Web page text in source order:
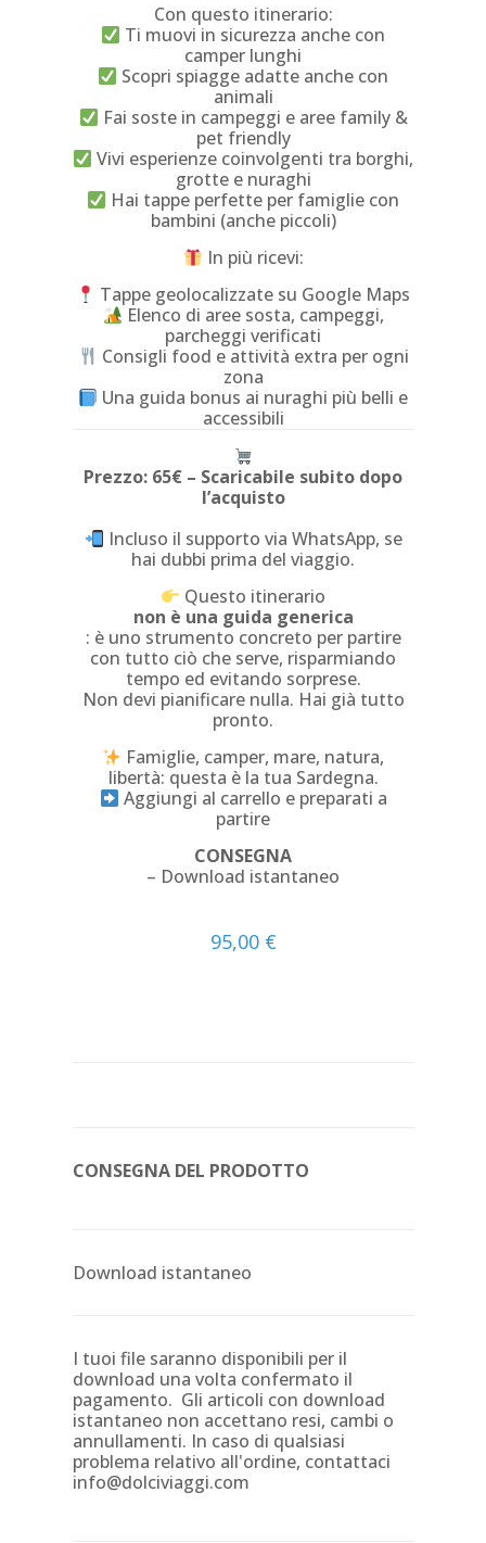
Con questo itinerario:
Ti muovi in sicurezza anche con
camper lunghi
Scopri spiagge adatte anche con
animali
Fai soste in campeggi e aree family &
pet friendly
Vivi esperienze coinvolgenti tra borghi,
grotte e nuraghi
Hai tappe perfette per famiglie con
bambini (anche piccoli)
In più ricevi:
Tappe geolocalizzate su Google Maps
Elenco di aree sosta, campeggi,
parcheggi verificati
Consigli food e attività extra per ogni
zona
Una guida bonus ai nuraghi più belli e
accessibili
Prezzo: 65€ – Scaricabile subito dopo
l’acquisto
Incluso il supporto via WhatsApp, se
hai dubbi prima del viaggio.
Questo itinerario
non è una guida generica
: è uno strumento concreto per partire
con tutto ciò che serve, risparmiando
tempo ed evitando sorprese.
Non devi pianificare nulla. Hai già tutto
pronto.
Famiglie, camper, mare, natura,
libertà: questa è la tua Sardegna.
Aggiungi al carrello e preparati a
partire
CONSEGNA
– Download istantaneo
95,00 €
CONSEGNA DEL PRODOTTO
Download istantaneo
I tuoi file saranno disponibili per il
download una volta confermato il
pagamento. Gli articoli con download
istantaneo non accettano resi, cambi o
annullamenti. In caso di qualsiasi
problema relativo all'ordine, contattaci
info@dolciviaggi.com